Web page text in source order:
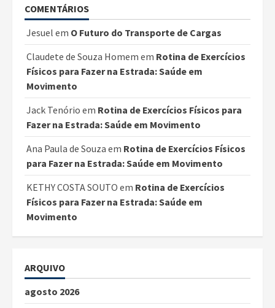
COMENTÁRIOS
Jesuel em O Futuro do Transporte de Cargas
Claudete de Souza Homem em Rotina de Exercícios
Físicos para Fazer na Estrada: Saúde em
Movimento
Jack Tenório em Rotina de Exercícios Físicos para
Fazer na Estrada: Saúde em Movimento
Ana Paula de Souza em Rotina de Exercícios Físicos
para Fazer na Estrada: Saúde em Movimento
KETHY COSTA SOUTO em Rotina de Exercícios
Físicos para Fazer na Estrada: Saúde em
Movimento
ARQUIVO
agosto 2026